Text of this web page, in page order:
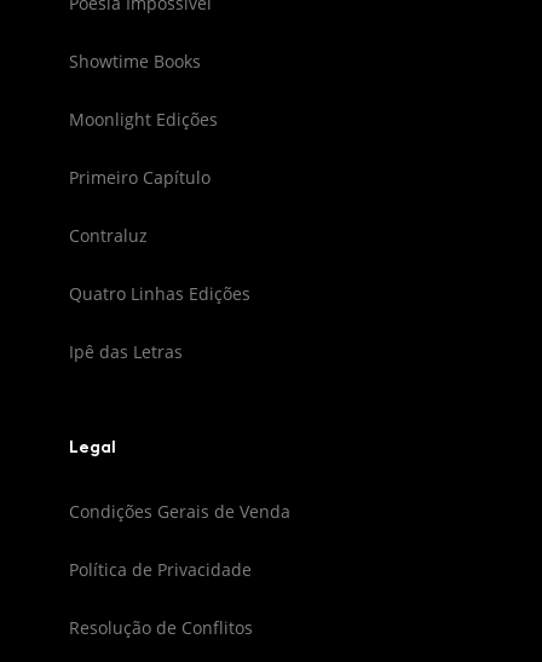
Showtime Books
Moonlight Edições
Primeiro Capítulo
Contraluz
Quatro Linhas Edições
Ipê das Letras
Legal
Condições Gerais de Venda
Política de Privacidade
Resolução de Conflitos